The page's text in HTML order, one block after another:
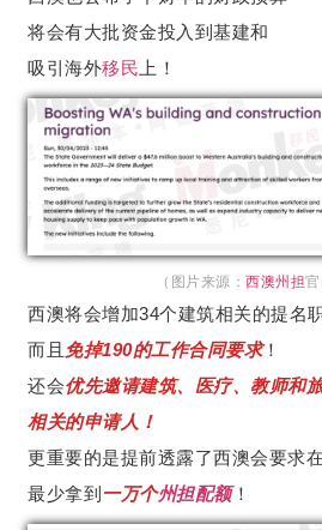
将会有大批资金投入到基建和
吸引海外移民 上！
（图片来源：西澳州担官
西澳将会增加34个建筑相关的提名
而且 免掉190的工作合同要求！
还会优先邀请建筑、医疗、教师和
相关的申请人！
更重要的是提前透露了西澳会要求
最少拿到 一万个州担配额！